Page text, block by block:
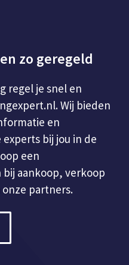
zo geregeld
regel je snel en
Wij bieden
en
bij jou in de
een
aankoop, verkoop
partners.